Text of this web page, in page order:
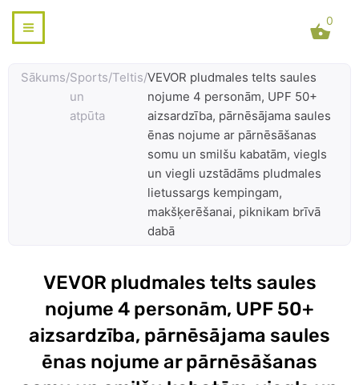
Skip
content
0
Sākums/Sports
un
atpūta
/Teltis/VEVOR pludmales telts saules
nojume 4 personām, UPF 50+
aizsardzība, pārnēsājama saules
ēnas nojume ar pārnēsāšanas
somu un smilšu kabatām, viegls
un viegli uzstādāms pludmales
lietussargs kempingam,
makšķerēšanai, piknikam brīvā
dabā
VEVOR pludmales telts saules
nojume 4 personām, UPF 50+
aizsardzība, pārnēsājama saules
ēnas nojume ar pārnēsāšanas